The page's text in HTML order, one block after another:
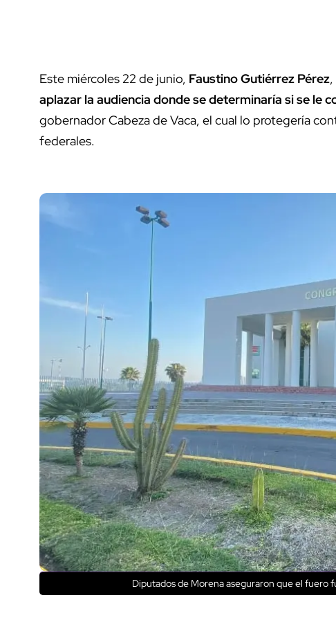
Este miércoles 22 de junio, Faustino Gutiérrez Pérez
aplazar la audiencia donde se determinaría si se le
gobernador Cabeza de Vaca, el cual lo protegería
federales.
Diputados de Morena aseguraron que el fuero